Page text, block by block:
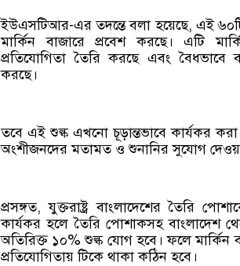
ইউএসটিআর-এর তদন্তে বলা হয়েছে, এই ৬০টি
মার্কিন বাজারে প্রবেশ করছে। এটি
প্রতিযোগিতা তৈরি করছে এবং বৈধভাবে
করছে।
তবে এই শুল্ক এখনো চূড়ান্তভাবে কার্যকর
অংশীজনদের মতামত ও শুনানির সুযোগ
প্রসঙ্গত, যুক্তরাষ্ট্র বাংলাদেশের তৈরি
কার্যকর হলে তৈরি পোশাকসহ বাংলাদেশ
অতিরিক্ত ১০% শুল্ক যোগ হবে। ফলে মার্কিন
প্রতিযোগিতায় টিকে থাকা কঠিন হবে।